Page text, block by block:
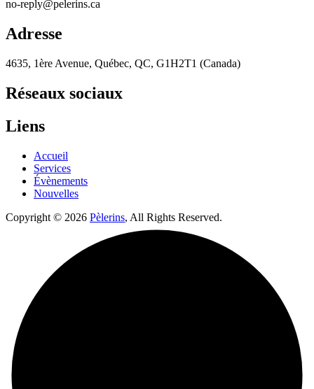
no-reply@pelerins.ca
Adresse
4635, 1ère Avenue, Québec, QC, G1H2T1 (Canada)
Réseaux sociaux
Liens
Accueil
Services
Évènements
Nouvelles
Copyright © 2026 Pèlerins, All Rights Reserved.